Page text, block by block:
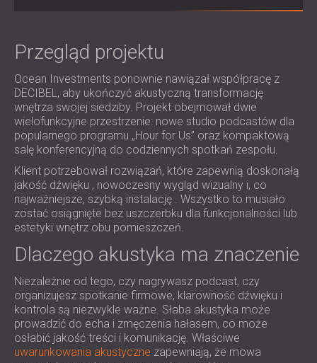
IZOLACJA AKUSTYCZNA I PANELE
KLUBÓW
IZOLACJA AKUSTYCZNA I ROZWIĄZANIA
AKUSTYCZNE DLA HOTELI
IZOLACJA AKUSTYCZNA I PANELE
AKUSTYCZNE DO HAL I TEATRÓW
ROZWIĄZANIA DŹWIĘKOSZCZELNE I
AKUSTYCZNE DLA POWIERZCHNI
HANDLOWYCH
WYCISZANIE I AKUSTYKA W OBIEKTACH
EDUKACYJNYCH
PANELE DŹWIĘKOCHŁONNE I
AKUSTYCZNE DLA PLACÓWEK SŁUŻBY
ZDROWIA
ROZWIĄZANIA DŹWIĘKOSZCZELNE I
AKUSTYCZNE DLA SEKTORA AUDIOLOGII
ROZWIĄZANIA DŹWIĘKOSZCZELNE I
AKUSTYCZNE DLA CENTRÓW DANYCH
РОССИЯ (RU)
USA (US)
SOUTH AFRICA (ZA)
Przegląd projektu
Ocean Investments ponownie nawiązał współpracę z
DECIBEL, aby ukończyć akustyczną transformację
wnętrza swojej siedziby. Projekt obejmował dwie
wielofunkcyjne przestrzenie: nowe studio podcastów dla
popularnego programu „Hour for Us” oraz kompaktową
salę konferencyjną do codziennych spotkań zespołu.
Klient potrzebował rozwiązań, które zapewnią doskonałą
jakość dźwięku , nowoczesny wygląd wizualny i, co
najważniejsze, szybką instalację . Wszystko to musiało
zostać osiągnięte bez uszczerbku dla funkcjonalności lub
estetyki wnętrz obu pomieszczeń.
Dlaczego akustyka ma znaczenie
Niezależnie od tego, czy nagrywasz podcast, czy
organizujesz spotkanie firmowe, klarowność dźwięku i
kontrola są niezwykle ważne. Słaba akustyka może
prowadzić do echa i zmęczenia hałasem, co może
osłabić jakość treści i komunikację. Właściwe
uwarunkowania akustyczne zapewniają, że mowa